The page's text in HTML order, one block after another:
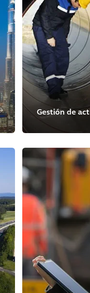
Gestión de